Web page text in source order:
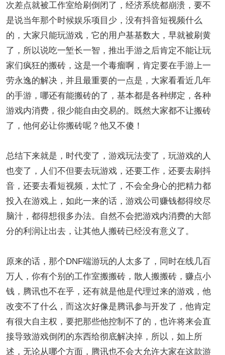
次差点就被工作室给刷倒闭了，经济系统都崩溃，要不
是说当年那个时候娱乐项目少，没有抖音短视频什么
的，大家只能玩游戏，它的用户基基数大，早就被刷黄
了，所以说吃一堑长一智，推出手游之后肯定不能让玩
家们疯狂的搬砖，这是一个毒瘤啊，肯定要在手游上一
劳永逸的解决，并且最重要的一点是，大家看看近几年
的手游，哪还有能搬砖的了，基本都是各种绑定，各种
游戏内消费，很少能自由交易的。既然大家都不让搬砖
了，他何必让你搬砖呢？他又不傻！
总结下来就是，时代变了，游戏玩法变了，玩游戏的人
也变了，人们不但要去玩游戏，还要工作，还要去刷抖
音，还要去看短视频，太忙了，不会全身心的把精力都
投入在游戏上，如此一来的话，游戏公司赚钱都得绞尽
脑汁，都得想很多办法。自然不会把游戏内消费的大部
分的利润让出去，让其他人搬砖已经没有意义了。
原来的话，那个DNF端游玩的人太多了，同时在线几百
万人，你有个别的工作室搬搬砖，散人搬搬砖，赚点小
钱，腾讯也不在乎，还有就是他是代理过来的游戏，他
改变不了什么，而这次好像是腾讯参与开发了，他肯定
有很大自主权，要把那些他控制不了的，也许将来会直
接导致游戏倒闭的东西给彻底解决掉，所以，如上所
述，无论从哪个方面，腾讯也不会大允许大家在这款游